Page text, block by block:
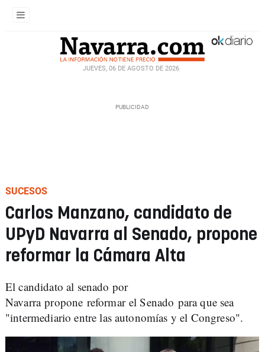
JUEVES, 06 DE AGOSTO DE 2026
SUCESOS
Carlos Manzano, candidato de
UPyD Navarra al Senado, propone
reformar la Cámara Alta
El candidato al senado por
Navarra propone reformar el Senado para que sea
"intermediario entre las autonomías y el Congreso".